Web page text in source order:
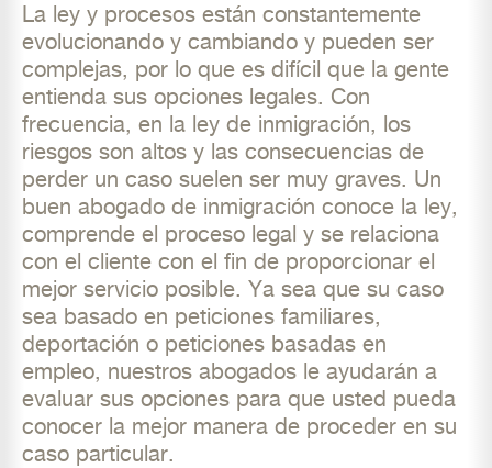
La ley y procesos están constantemente
evolucionando y cambiando y pueden ser
complejas, por lo que es difícil que la gente
entienda sus opciones legales. Con
frecuencia, en la ley de inmigración, los
riesgos son altos y las consecuencias de
perder un caso suelen ser muy graves. Un
buen abogado de inmigración conoce la ley,
comprende el proceso legal y se relaciona
con el cliente con el fin de proporcionar el
mejor servicio posible. Ya sea que su caso
sea basado en peticiones familiares,
deportación o peticiones basadas en
empleo, nuestros abogados le ayudarán a
evaluar sus opciones para que usted pueda
conocer la mejor manera de proceder en su
caso particular.